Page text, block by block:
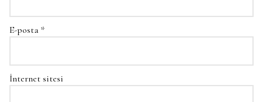
E-posta *
İnternet sitesi